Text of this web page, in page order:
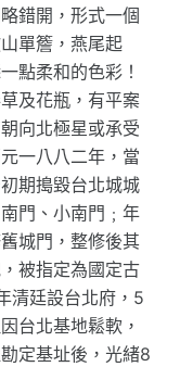
錯開，形式一個
單簷，燕尾起
點柔和的色彩！
及花瓶，有平案
向北極星或承受
一八八二年，當
期搗毀台北城城
門、小南門﹔年
城門，整修後其
被指定為國定古
清廷設台北府，5
台北基地鬆軟，
定基址後，光緒8